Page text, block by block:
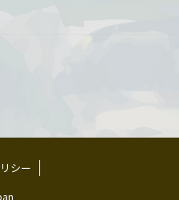
シー